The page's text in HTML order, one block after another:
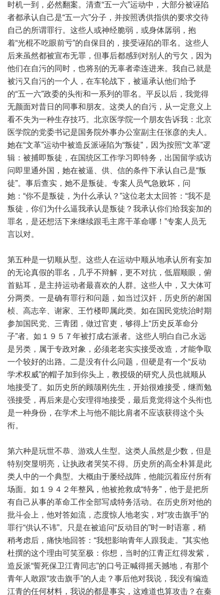
时机一到，必然翻案。清查“五一六”运动中，大部分被诬陷
者都承认自己是“五一六”分子，并按照诱供指供的要求交待
自己的所谓罪行。这些人或神经脆弱，或身体孱弱，抱
着“光棍不吃眼前亏”的自保目的，接受诬陷的罪名。这些人
后来虽然都被宣布无罪，但事后都感到对别人的亏欠，因为
他们在自污的同时，也将别的无辜者牵连进来。我自己就是
被污又自污的一个人，在车轮战下，被逼承认他们给予
的“五一六”政委的头衔和一系列的罪名。平反以后，我觉得
无颜面对昔日的同事和朋友。这类人的自污，从一定意义上
看不失为一种生存技巧。北京医学院一个朋友告诉我：北京
医学院的党委书记是国务院外事办公室副主任张彦的夫人。
她在“文革”运动中被造反派诬陷为“叛徒”，因为按照“文革”逻
辑：被捕即叛徒，在国统区工作学习即特务，出国留学或访
问即里通外国，她在被逼、供、信的条件下承认自己是“叛
徒”。事后查实，她不是叛徒。专案人员气急败坏，问
她：“你不是叛徒，为什么承认？”这位老太太回答：“我不是
叛徒，你们为什么逼我承认是叛徒？我承认你们给我妄加的
罪名，是还想活下来继续跟毛主席干革命哪！”专案人员无
言以对。
第五种是一切顺从型。这些人在运动中顺从地承认所有妄加
的无论真假的罪名，几乎不辩解，更不对抗，低眉顺眼，俯
首贴耳，是主持运动者最喜欢的人群。这些人中，又大体可
分两类。一是确有罪行和问题，如当过汉奸，历史所的谢国
桢、高志辛、谢家、王竹楼即属此类。如在国民党统治时期
参加国民党、三青团，做过官吏，够得上“历史反革命分
子”者。如１９５７年被打成右派者。这些人明白自己永远
是另类，属于专政对象，必须老老实实接受改造，才能争取
一个较好的出路。二是没有什么问题，但硬是有一个“反动
学术权威”的帽子加到你头上，教授级的研究人员也就顺从
地接受了。如历史所的顾颉刚先生，开始很难接受，继而勉
强接受，再后来是心安理得地接受，最后竟觉得这个头衔也
是一种身份，在学术上与他不能比肩者不应该获得这个头
衔。
第六种是玩世不恭、游戏人生型。这类人虽然是少数，但是
特别突显明亮，让执政者哭笑不得。历史所的高全朴算是此
类人中的一个典型。大概由于屡经战阵，他能沉着应付所有
场面。如１９４２年整风，他被抢救成“特务”，他于是把所
有自己从事的革命工作全部写成特务活动。在历史所对他的
批斗会上，他对答如流，态度惊人地老实，对“攻击旗手”的
罪行“供认不讳”。只是在被追问“反动目的”时一时语塞，稍
稍考虑后，痛快地回答：“我想影响青年人跟我走。”其实他
杜撰的这个理由可笑至极：你想，当时的江青正红得发紫，
造反派“誓死保卫江青同志”的口号正喊得摇天撼地，有那个
青年人敢跟“攻击旗手”的人走？事后他对我说，我没有编造
江青的任何材料，我说的都是事实，这难道也算攻击？在秦